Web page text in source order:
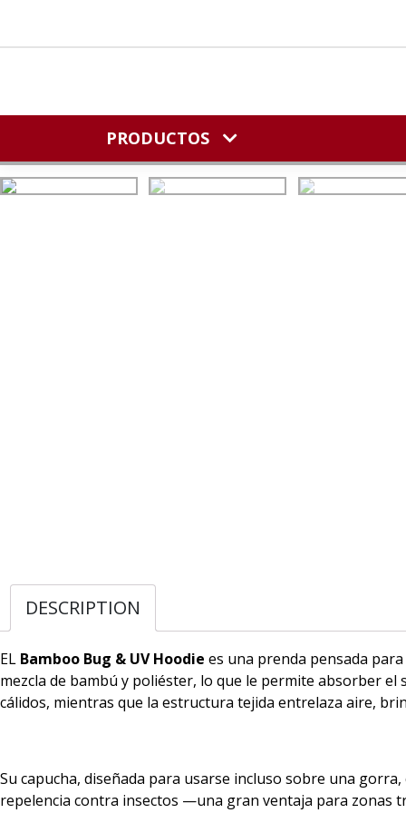
PRODUCTOS
DESCRIPTION
EL Bamboo Bug & UV Hoodie es una prenda pensada
mezcla de bambú y poliéster, lo que le permite absorber
cálidos, mientras que la estructura tejida entrelaza aire,
Su capucha, diseñada para usarse incluso sobre una
repelencia contra insectos —una gran ventaja para zonas